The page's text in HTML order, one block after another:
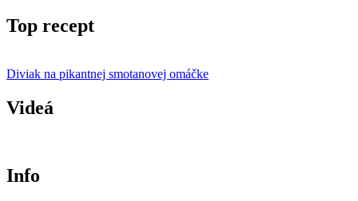
Top recept
Diviak na pikantnej smotanovej omáčke
Videá
Info